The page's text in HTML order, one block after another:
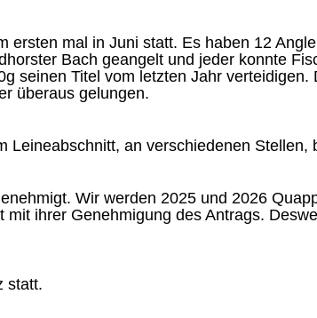
mal in Juni statt. Es haben 12
Bach geangelt und jeder konnte
seinen Titel vom letzten Jahr verteidigen.
überaus gelungen.
Leineabschnitt, an verschiedenen Stellen,
Wir werden 2025 und 2026
ihrer Genehmigung des Antrags.
statt.